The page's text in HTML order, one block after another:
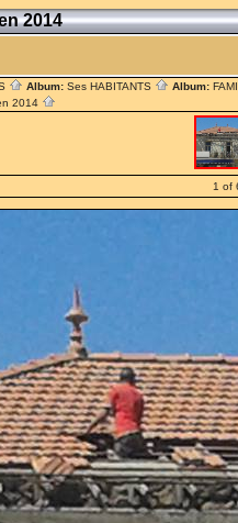
2014
Album: Ses HABITANTS Album:
2014
1 of